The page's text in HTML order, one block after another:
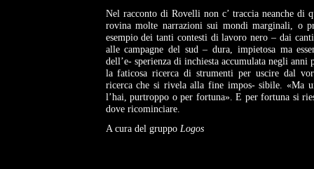
Nel racconto di Rovelli non c’ traccia neanche di
rovina molte narrazioni sui mondi marginali, o
esempio dei tanti contesti di lavoro nero – dai
alle campagne del sud – dura, impietosa ma
dell’e- sperienza di inchiesta accumulata negli anni
la faticosa ricerca di strumenti per uscire dal
ricerca che si rivela alla fine impos-sibile. «Ma
l’hai, purtroppo o per fortuna». E per fortuna si
dove ricominciare.
A cura del gruppo Logos